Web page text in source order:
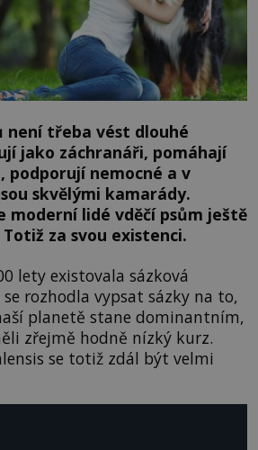
není třeba vést dlouhé
jako záchranáři, pomáhají
podporují nemocné a v
skvělými kamarády.
moderní lidé vděčí psům ještě
za svou existenci.
lety existovala sázková
rozhodla vypsat sázky na to,
planetě stane dominantním,
zřejmě hodně nízký kurz.
se totiž zdál být velmi